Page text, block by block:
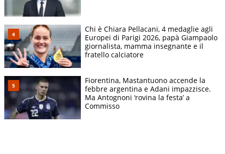
Chi è Chiara Pellacani, 4 medaglie agli
Europei di Parigi 2026, papà Giampaolo
giornalista, mamma insegnante e il
fratello calciatore
Fiorentina, Mastantuono accende la
febbre argentina e Adani impazzisce.
Ma Antognoni ‘rovina la festa’ a
Commisso